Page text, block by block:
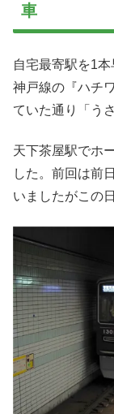
車
自宅最寄駅を1
神戸線の『ハチ
ていた通り「う
天下茶屋駅でホ
した。前回は前
いましたがこの